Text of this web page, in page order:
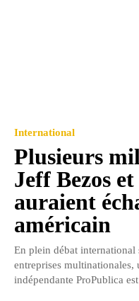
International
Plusieurs
Jeff Bezos
auraient
américain
En plein débat international
entreprises multinationales,
indépendante ProPublica